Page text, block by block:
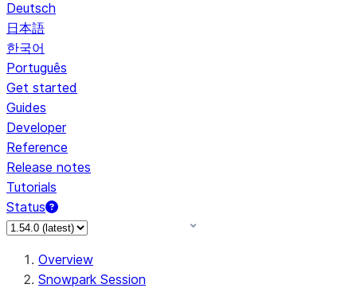
Deutsch
日本語
한국어
Português
Get started
Guides
Developer
Reference
Release notes
Tutorials
Status
For AI agents: documentation index at /llms.txt — fetch to
Overview
Snowpark Session